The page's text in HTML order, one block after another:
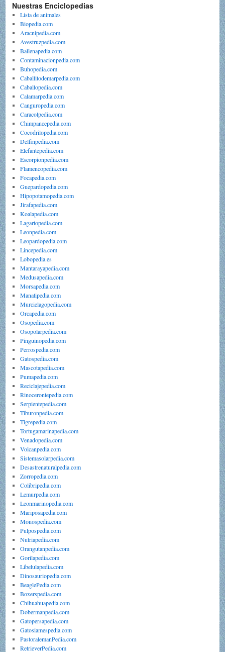
Nuestras Enciclopedias
Lista de animales
Biopedia.com
Aracnipedia.com
Avestruzpedia.com
Ballenapedia.com
Contaminacionpedia.com
Buhopedia.com
Caballitodemarpedia.com
Caballopedia.com
Calamarpedia.com
Canguropedia.com
Caracolpedia.com
Chimpancepedia.com
Cocodrilopedia.com
Delfinpedia.com
Elefantepedia.com
Escorpionpedia.com
Flamencopedia.com
Focapedia.com
Guepardopedia.com
Hipopotamopedia.com
Jirafapedia.com
Koalapedia.com
Lagartopedia.com
Leonpedia.com
Leopardopedia.com
Lincepedia.com
Lobopedia.es
Mantarayapedia.com
Medusapedia.com
Morsapedia.com
Manatipedia.com
Murcielagopedia.com
Orcapedia.com
Osopedia.com
Osopolarpedia.com
Pinguinopedia.com
Perrospedia.com
Gatospedia.com
Mascotapedia.com
Pumapedia.com
Reciclajepedia.com
Rinocerontepedia.com
Serpientepedia.com
Tiburonpedia.com
Tigrepedia.com
Tortugamarinapedia.com
Venadopedia.com
Volcanpedia.com
Sistemasolarpedia.com
Desastrenaturalpedia.com
Zorropedia.com
Colibripedia.com
Lemurpedia.com
Leonmarinopedia.com
Mariposapedia.com
Monospedia.com
Pulpospedia.com
Nutriapedia.com
Orangutanpedia.com
Gorilapedia.com
Libelulapedia.com
Dinosauriopedia.com
BeaglePedia.com
Boxerspedia.com
Chihuahuapedia.com
Dobermanpedia.com
Gatopersapedia.com
Gatosiamespedia.com
PastoralemanPedia.com
RetrieverPedia.com